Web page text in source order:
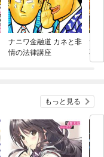
ナニワ金融道 カネと非
情の法律講座
ナ
不
実学
もっと見る